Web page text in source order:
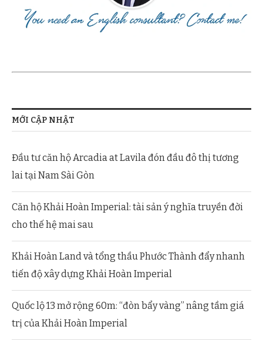
MỚI CẬP NHẬT
Đầu tư căn hộ Arcadia at Lavila đón đầu đô thị tương
lai tại Nam Sài Gòn
Căn hộ Khải Hoàn Imperial: tài sản ý nghĩa truyền đời
cho thế hệ mai sau
Khải Hoàn Land và tổng thầu Phước Thành đẩy nhanh
tiến độ xây dựng Khải Hoàn Imperial
Quốc lộ 13 mở rộng 60m: “đòn bẩy vàng” nâng tầm giá
trị của Khải Hoàn Imperial